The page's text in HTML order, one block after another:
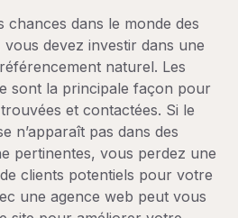
chances dans le monde des
vous devez investir dans une
naturel. Les
sont la principale façon pour
et contactées. Si le
n’apparaît pas dans des
pertinentes, vous perdez une
clients potentiels pour votre
une agence web peut vous